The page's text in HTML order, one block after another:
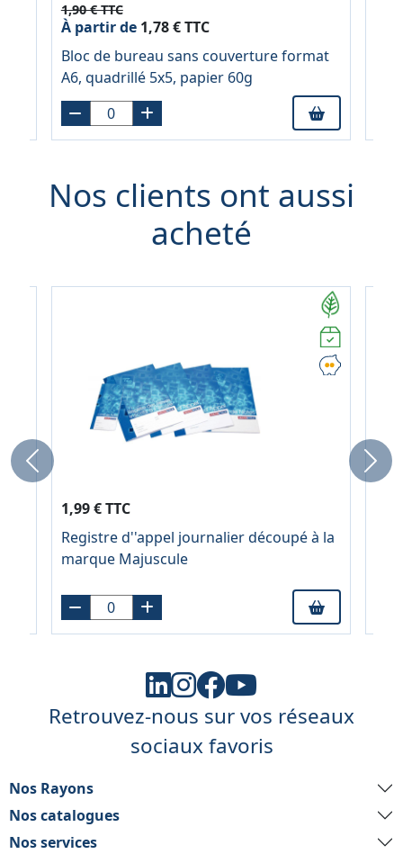
1,90 € TTC
À partir de1,78 € TTC
Bloc de bureau sans couverture format
A6, quadrillé 5x5, papier 60g
Nos clients ont aussi
acheté
1,99 € TTC
Registre d''appel journalier découpé à la
marque Majuscule
Previous Next
Retrouvez-nous sur vos réseaux
sociaux favoris
Nos Rayons
Nos catalogues
Nos services